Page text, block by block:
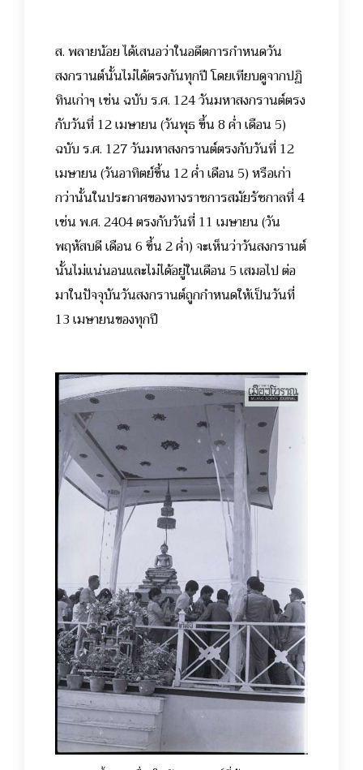
ส. พลายน้อย ได้เสนอว่าในอดีตการกำหนดวัน
สงกรานต์นั้นไม่ได้ตรงกันทุกปี โดยเทียบดูจากปฏิ
ทินเก่าๆ เช่น ฉบับ ร.ศ. 124 วันมหาสงกรานต์ตรง
กับวันที่ 12 เมษายน (วันพุธ ขึ้น 8 ค่ำ เดือน 5)
ฉบับ ร.ศ. 127 วันมหาสงกรานต์ตรงกับวันที่ 12
เมษายน (วันอาทิตย์ขึ้น 12 ค่ำ เดือน 5) หรือเก่า
กว่านั้นในประกาศของทางราชการสมัยรัชกาลที่ 4
เช่น พ.ศ. 2404 ตรงกับวันที่ 11 เมษายน (วัน
พฤหัสบดี เดือน 6 ขึ้น 2 ค่ำ) จะเห็นว่าวันสงกรานต์
นั้นไม่แน่นอนและไม่ได้อยู่ในเดือน 5 เสมอไป ต่อ
มาในปัจจุบันวันสงกรานต์ถูกกำหนดให้เป็นวันที่
13 เมษายนของทุกปี